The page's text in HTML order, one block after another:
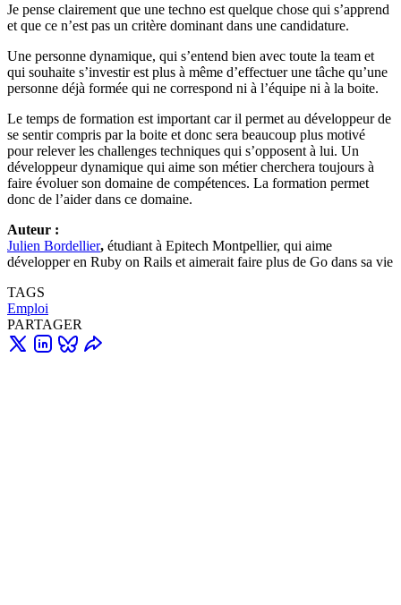
Je pense clairement que une techno est quelque chose qui s’apprend
et que ce n’est pas un critère dominant dans une candidature.
Une personne dynamique, qui s’entend bien avec toute la team et
qui souhaite s’investir est plus à même d’effectuer une tâche qu’une
personne déjà formée qui ne correspond ni à l’équipe ni à la boite.
Le temps de formation est important car il permet au développeur de
se sentir compris par la boite et donc sera beaucoup plus motivé
pour relever les challenges techniques qui s’opposent à lui. Un
développeur dynamique qui aime son métier cherchera toujours à
faire évoluer son domaine de compétences. La formation permet
donc de l’aider dans ce domaine.
Auteur :
Julien Bordellier, étudiant à Epitech Montpellier, qui aime
développer en Ruby on Rails et aimerait faire plus de Go dans sa vie
TAGS
Emploi
PARTAGER